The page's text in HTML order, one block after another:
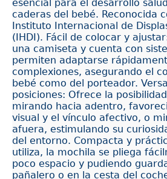
esencial para el desarrollo
caderas del bebé. Reconocida
Instituto Internacional de
(IHDI). Fácil de colocar y
una camiseta y cuenta con
permiten adaptarse
complexiones, asegurando el
bebé como del porteador.
posiciones: Ofrece la
mirando hacia adentro,
visual y el vínculo afectivo, o
afuera, estimulando su
del entorno. Compacta y
utiliza, la mochila se pliega
poco espacio y pudiendo
pañalero o en la cesta del